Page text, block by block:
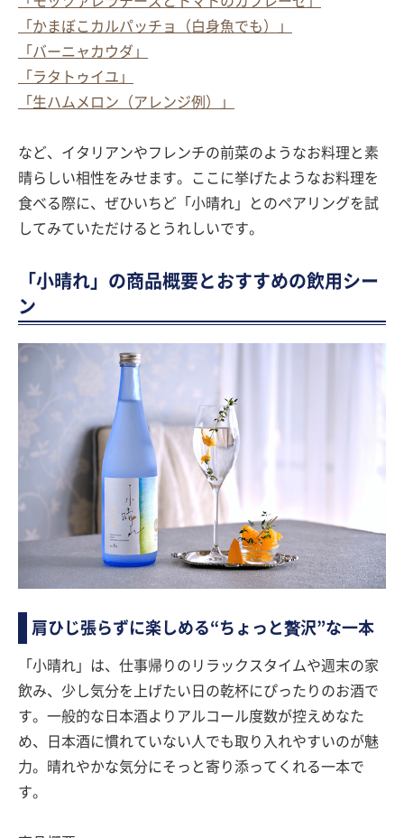
「かまぼこカルパッチョ（白身魚でも）」
「バーニャカウダ」
「ラタトゥイユ」
「生ハムメロン（アレンジ例）」
など、イタリアンやフレンチの前菜のようなお料理と素
晴らしい相性をみせます。ここに挙げたようなお料理を
食べる際に、ぜひいちど「小晴れ」とのペアリングを試
してみていただけるとうれしいです。
「小晴れ」の商品概要とおすすめの飲用シー
ン
肩ひじ張らずに楽しめる“ちょっと贅沢”な一本
「小晴れ」は、仕事帰りのリラックスタイムや週末の家
飲み、少し気分を上げたい日の乾杯にぴったりのお酒で
す。一般的な日本酒よりアルコール度数が控えめなた
め、日本酒に慣れていない人でも取り入れやすいのが魅
力。晴れやかな気分にそっと寄り添ってくれる一本で
す。